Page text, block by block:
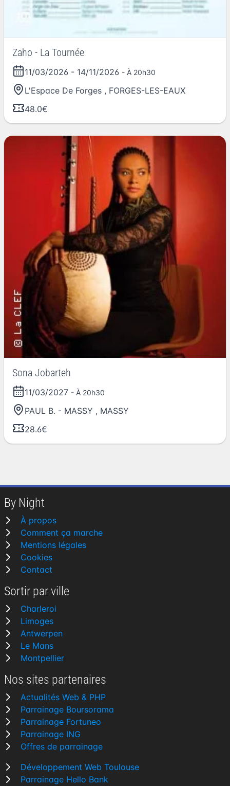
Zaho - La Tournée
11/03/2026 - 14/11/2026 - À 20h30
L'Espace De Forges , FORGES-LES-EAUX
48.0€
Sona Jobarteh
11/03/2027 - À 20h30
PAUL B. - MASSY , MASSY
28.6€
By Night
À propos
Comment ça marche
Mentions légales
Cookies
Contact
Sortir par ville
Charleroi
Limoges
Antwerpen
Le Mans
Montpellier
Nos sites partenaires
Actualités Web & PHP
Parrainage Boursorama
Parrainage Fortuneo
Parrainage ING
Offres de parrainage
Développement Web Toulouse
Parrainage Hello Bank